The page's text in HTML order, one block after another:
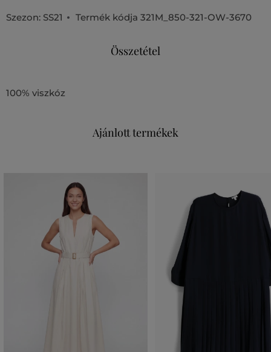
Szezon: SS21 Termék kódja 321M_850-321-OW-3670
Összetétel
100% viszkóz
Ajánlott termékek